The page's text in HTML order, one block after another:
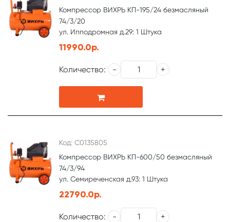
Компрессор ВИХРЬ КП-195/24 безмасляный
74/3/20
ул. Ипподромная д.29: 1 Штука
11990.0р.
Количество:
Код: С0135805
Компрессор ВИХРЬ КП-600/50 безмасляный
74/3/94
ул. Семиреченская д.93: 1 Штука
22790.0р.
Количество: